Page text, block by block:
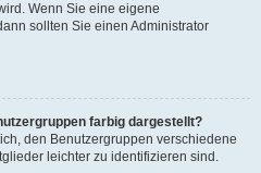
Wenn Sie eine eigene
sollten Sie einen Administrator
farbig dargestellt?
den Benutzergruppen verschiedene
leichter zu identifizieren sind.